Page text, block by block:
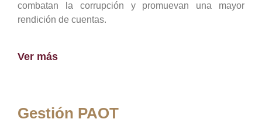
combatan la corrupción y promuevan una mayor
rendición de cuentas.
Ver más
Gestión PAOT